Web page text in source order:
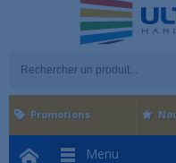
Menu
Promotions